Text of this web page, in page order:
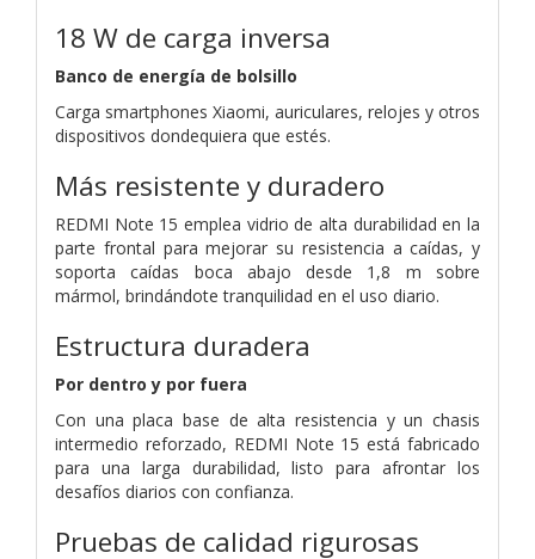
18 W de carga inversa
Banco de energía de bolsillo
Carga smartphones Xiaomi, auriculares, relojes y otros
dispositivos dondequiera que estés.
Más resistente y duradero
REDMI Note 15 emplea vidrio de alta durabilidad en la
parte frontal para mejorar su resistencia a caídas, y
soporta caídas boca abajo desde 1,8 m sobre
mármol, brindándote tranquilidad en el uso diario.
Estructura duradera
Por dentro y por fuera
Con una placa base de alta resistencia y un chasis
intermedio reforzado, REDMI Note 15 está fabricado
para una larga durabilidad, listo para afrontar los
desafíos diarios con confianza.
Pruebas de calidad rigurosas